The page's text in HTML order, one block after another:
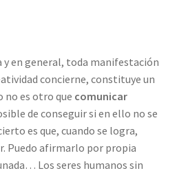
y en general, toda manifestación
concierne, constituye un
no es otro que comunicar
de conseguir si en ello no se
es que, cuando se logra,
Puedo afirmarlo por propia
Los seres humanos sin